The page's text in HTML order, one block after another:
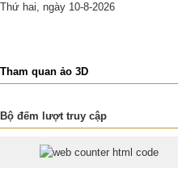
Thứ hai, ngày 10-8-2026
Tham quan ảo 3D
Bộ đếm lượt truy cập